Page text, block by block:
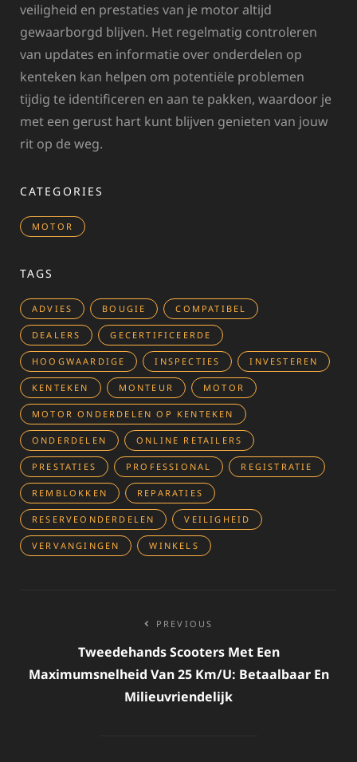
veiligheid en prestaties van je motor altijd
gewaarborgd blijven. Het regelmatig controleren
van updates en informatie over onderdelen op
kenteken kan helpen om potentiële problemen
tijdig te identificeren en aan te pakken, waardoor je
met een gerust hart kunt blijven genieten van jouw
rit op de weg.
CATEGORIES
MOTOR
TAGS
ADVIES BOUGIE COMPATIBEL
DEALERS GECERTIFICEERDE
HOOGWAARDIGE INSPECTIES INVESTEREN
KENTEKEN MONTEUR MOTOR
MOTOR ONDERDELEN OP KENTEKEN
ONDERDELEN ONLINE RETAILERS
PRESTATIES PROFESSIONAL REGISTRATIE
REMBLOKKEN REPARATIES
RESERVEONDERDELEN VEILIGHEID
VERVANGINGEN WINKELS
navigatie
PREVIOUS
Tweedehands Scooters Met Een
Maximumsnelheid Van 25 Km/u: Betaalbaar En
Milieuvriendelijk